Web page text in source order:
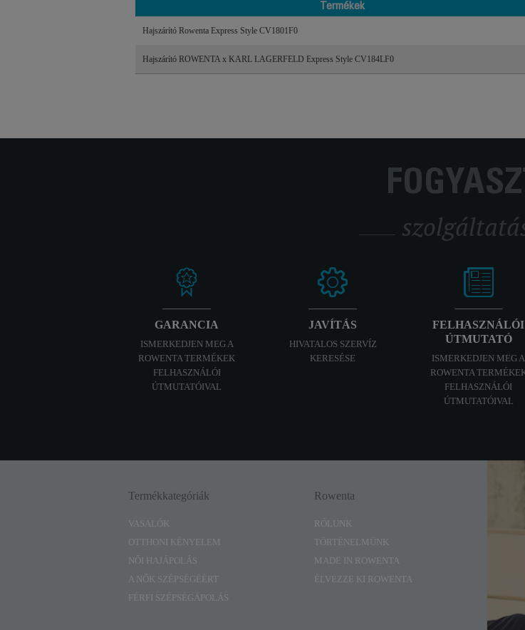
Termékek
Hajszárító Rowenta Express Style CV1801F0
Hajszárító ROWENTA x KARL LAGERFELD Express Style CV184LF0
GARANCIA
ISMERKEDJEN MEG A
ROWENTA TERMÉKEK
FELHASZNÁLÓI
ÚTMUTATÓIVAL
JAVÍTÁS
HIVATALOS SZERVÍZ
KERESÉSE
FELHASZNÁLÓI
ÚTMUTATÓ
ISMERKEDJEN MEG A
ROWENTA
FELHASZNÁLÓI
ÚTMUTATÓIVAL
Termékkategóriák
VASALÓK
OTTHONI KÉNYELEM
NŐI HAJÁPOLÁS
A NŐK SZÉPSÉGÉÉRT
FÉRFI SZÉPSÉGÁPOLÁS
Rowenta
RÓLUNK
TÖRTÉNELMÜNK
MADE IN ROWENTA
ÉLVEZZE KI ROWENTA